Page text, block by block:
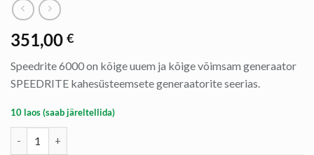
351,00 €
Speedrite 6000 on kõige uuem ja kõige võimsam generaator
SPEEDRITE kahesüsteemsete generaatorite seerias.
10 laos (saab järeltellida)